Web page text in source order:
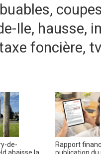
,
Ile, hausse,
foncière,
de-
abaisse la
Rapport
publication du